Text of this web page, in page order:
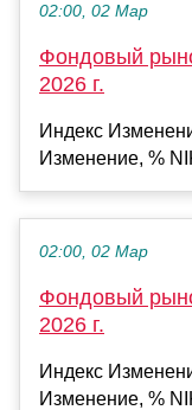
02:00, 02 Мар
Фондовый
2026 г.
Индекс
Изменение, %
02:00, 02 Мар
Фондовый
2026 г.
Индекс
Изменение, %